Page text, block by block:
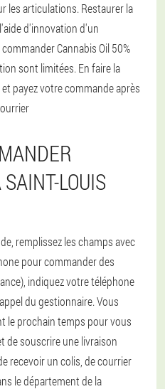
les articulations. Restaurer la
d'innovation d'un
Cannabis Oil 50%
sont limitées. En faire la
payez votre commande après
LOUIS
remplissez les champs avec
pour commander des
indiquez votre téléphone
du gestionnaire. Vous
le prochain temps pour vous
de souscrire une livraison
recevoir un colis, de courrier
le département de la